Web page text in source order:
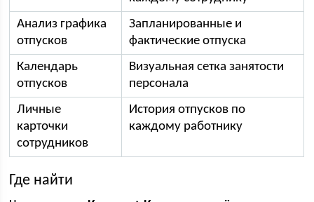
Анализ графика
отпусков
Запланированные и
фактические отпуска
Календарь
отпусков
Визуальная сетка занятости
персонала
Личные
карточки
сотрудников
История отпусков по
каждому работнику
Где найти